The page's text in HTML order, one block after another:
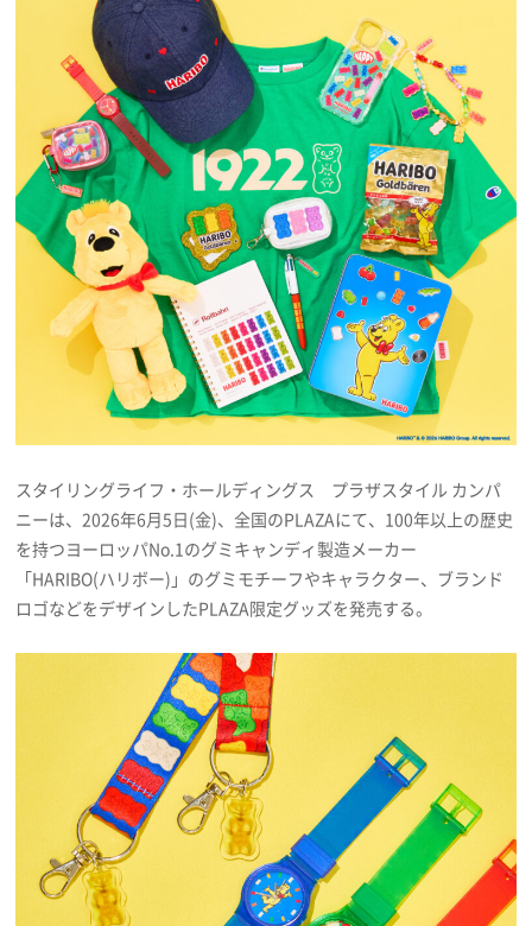
プレゼント
インタビュー
フィルム
Emoメン
ランキング
Emo!miuとは？
免責事項
プライバシーポリシー
利用規約
スタイリングライフ・ホールディングス プラザスタイル カンパ
ニーは、2026年6月5日(金)、全国のPLAZAにて、100年以上の歴史
を持つヨーロッパNo.1のグミキャンディ製造メーカー
「HARIBO(ハリボー)」のグミモチーフやキャラクター、ブランド
ロゴなどをデザインしたPLAZA限定グッズを発売する。